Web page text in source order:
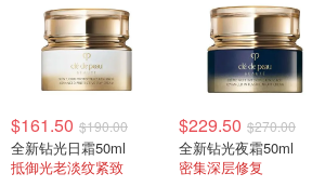
$161.50 $190.00
全新钻光日霜50ml
抵御光老淡纹紧致
$229.50 $270.00
全新钻光夜霜50ml
密集深层修复